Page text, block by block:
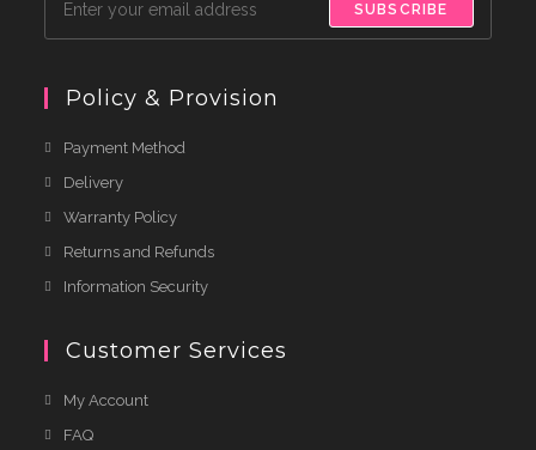
SUBSCRIBE
Policy & Provision
Payment Method
Delivery
Warranty Policy
Returns and Refunds
Information Security
Customer Services
My Account
FAQ